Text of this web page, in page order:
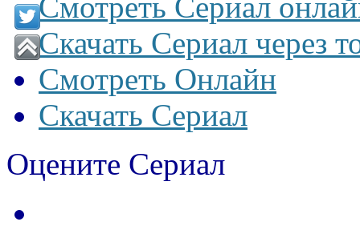
Скачать Сериал через
Смотреть Онлайн
Скачать Сериал
Оцените Сериал